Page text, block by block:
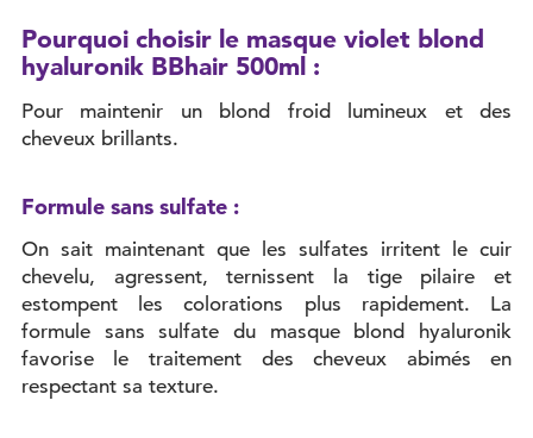
Pourquoi choisir le masque violet blond
hyaluronik BBhair 500ml :
Pour maintenir un blond froid lumineux et des
cheveux brillants.
Formule sans sulfate :
On sait maintenant que les sulfates irritent le cuir
chevelu, agressent, ternissent la tige pilaire et
estompent les colorations plus rapidement. La
formule sans sulfate du masque blond hyaluronik
favorise le traitement des cheveux abimés en
respectant sa texture.